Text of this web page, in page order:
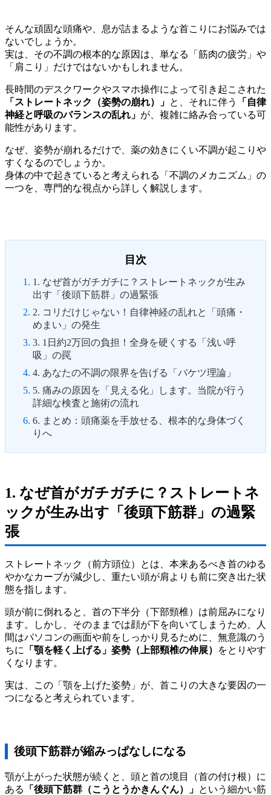
そんな頑固な頭痛や、息が詰まるような首こりにお悩みでは
ないでしょうか。
実は、その不調の根本的な原因は、単なる「筋肉の疲労」や
「肩こり」だけではないかもしれません。
長時間のデスクワークやスマホ操作によって引き起こされた
「ストレートネック（姿勢の崩れ）」 と、それに伴う
「自律
神経と呼吸のバランスの乱れ」 が、複雑に絡み合っている可
能性があります。
なぜ、姿勢が崩れるだけで、薬の効きにくい不調が起こりや
すくなるのでしょうか。
身体の中で起きていると考えられる「不調のメカニズム」の
一つを、専門的な視点から詳しく解説します。
目次
1. なぜ首がガチガチに？ストレートネックが生み
出す「後頭下筋群」の過緊張
2. コリだけじゃない！自律神経の乱れと「頭痛・
めまい」の発生
3. 1日約2万回の負担！全身を硬くする「浅い呼
吸」の罠
4. あなたの不調の限界を告げる「バケツ理論」
5. 痛みの原因を「見える化」します。当院が行う
詳細な検査と施術の流れ
6. まとめ：頭痛薬を手放せる、根本的な身体づく
りへ
1. なぜ首がガチガチに？ストレートネ
ックが生み出す「後頭下筋群」の過緊
張
ストレートネック（前方頭位）とは、本来あるべき首のゆる
やかなカーブが減少し、重たい頭が肩よりも前に突き出た状
態を指します。
頭が前に倒れると、首の下半分（下部頸椎）は前屈みになり
ます。しかし、そのままでは顔が下を向いてしまうため、人
間はパソコンの画面や前をしっかり見るために、無意識のう
ちに
「顎を軽く上げる」姿勢（上部頸椎の伸展）
をとりやす
くなります。
実は、この「顎を上げた姿勢」が、首こりの大きな要因の一
つになると考えられています。
後頭下筋群が縮みっぱなしになる
顎が上がった状態が続くと、頭と首の境目（首の付け根）に
ある
「後頭下筋群（こうとうかきんぐん）」 という細かい筋